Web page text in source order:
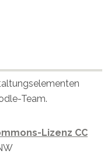
Team.
Lizenz CC